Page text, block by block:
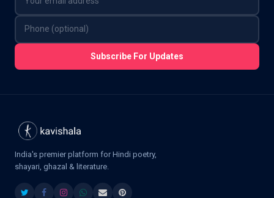
Subscribe For Updates
India's premier platform for Hindi poetry,
shayari, ghazal & literature.